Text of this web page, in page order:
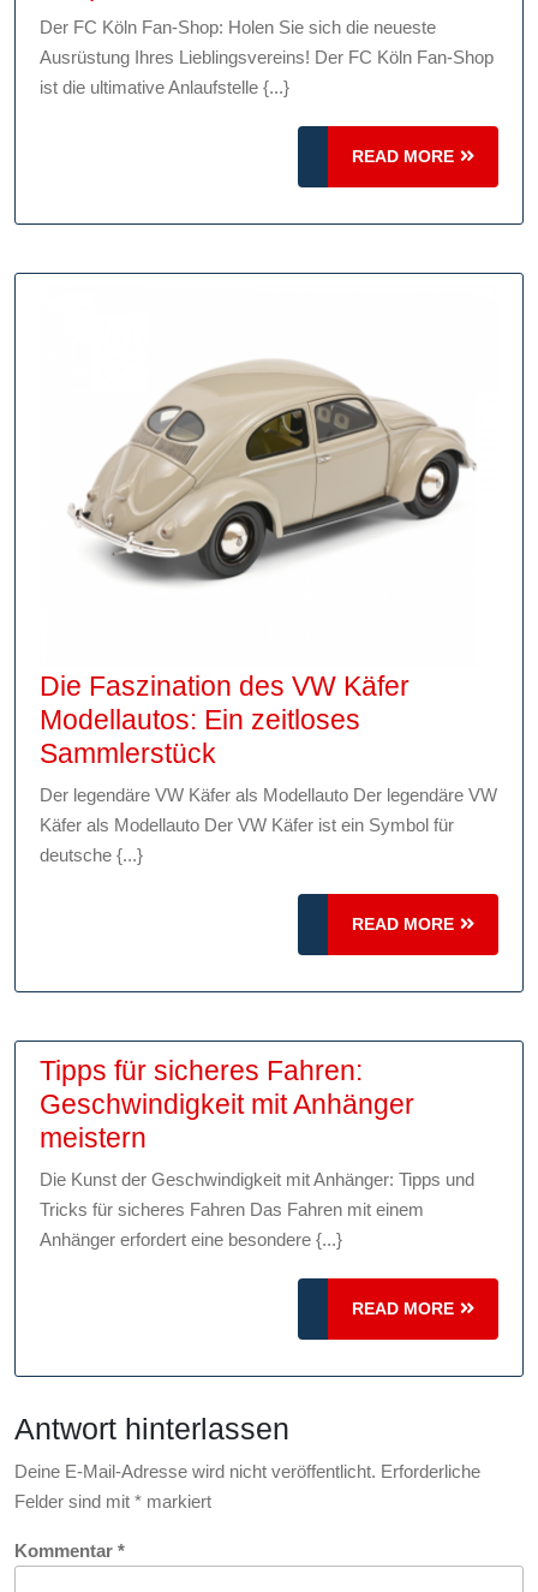
Sie
den
Köln
Fan-
Shop:
Alles
Der FC Köln Fan-Shop: Holen Sie sich die neueste
Ausrüstung Ihres Lieblingsvereins! Der FC Köln Fan-Shop
ist die ultimative Anlaufstelle {...}
READ MORE
READ
MORE
Die Faszination des VW Käfer
Modellautos: Ein zeitloses
Sammlerstück
Faszination
des
Modellautos:
zeitloses
Der legendäre VW Käfer als Modellauto Der legendäre VW
Käfer als Modellauto Der VW Käfer ist ein Symbol für
deutsche {...}
READ MORE
READ
MORE
Tipps für sicheres Fahren:
Geschwindigkeit mit Anhänger
meistern
für
sicheres
Fahren:
Geschwindigkeit
meistern
Die Kunst der Geschwindigkeit mit Anhänger: Tipps und
Tricks für sicheres Fahren Das Fahren mit einem
Anhänger erfordert eine besondere {...}
READ MORE
READ
MORE
Antwort hinterlassen
Deine E-Mail-Adresse wird nicht veröffentlicht. Erforderliche
Felder sind mit * markiert
Kommentar *